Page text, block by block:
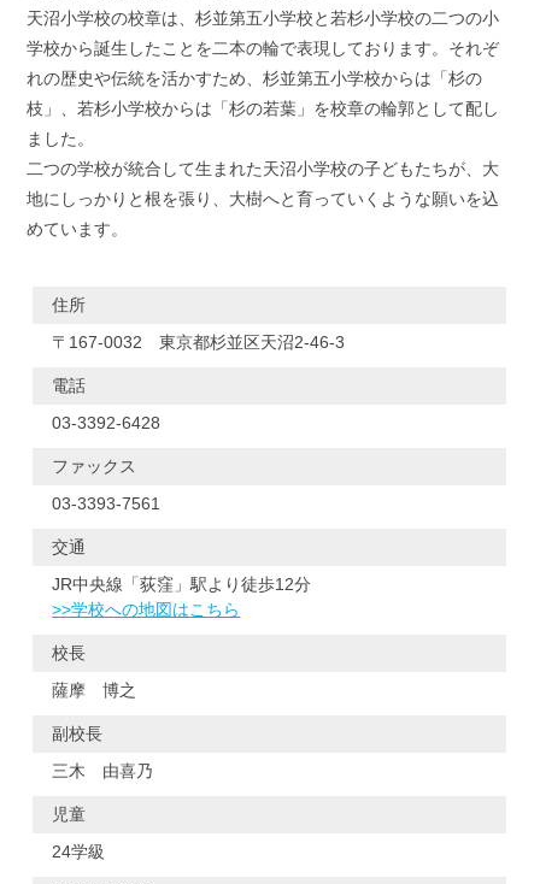
天沼小学校の校章は、杉並第五小学校と若杉小学校の二つの小
学校から誕生したことを二本の輪で表現しております。それぞ
れの歴史や伝統を活かすため、杉並第五小学校からは「杉の
枝」、若杉小学校からは「杉の若葉」を校章の輪郭として配し
ました。
二つの学校が統合して生まれた天沼小学校の子どもたちが、大
地にしっかりと根を張り、大樹へと育っていくような願いを込
めています。
住所
〒167-0032 東京都杉並区天沼2-46-3
電話
03-3392-6428
ファックス
03-3393-7561
交通
JR中央線「荻窪」駅より徒歩12分
>>学校への地図はこちら
校長
薩摩 博之
副校長
三木 由喜乃
児童
24学級